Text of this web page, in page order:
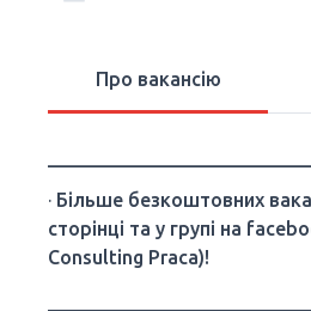
Про вакансію
· Більше безкоштовних
сторінці та у групі на
Consulting Praca)!